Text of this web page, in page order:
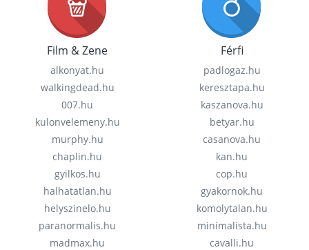
Film & Zene
alkonyat.hu
walkingdead.hu
007.hu
kulonvelemeny.hu
murphy.hu
chaplin.hu
gyilkos.hu
halhatatlan.hu
helyszinelo.hu
paranormalis.hu
madmax.hu
Férfi
padlogaz.hu
keresztapa.hu
kaszanova.hu
betyar.hu
casanova.hu
kan.hu
cop.hu
gyakornok.hu
komolytalan.hu
minimalista.hu
cavalli.hu